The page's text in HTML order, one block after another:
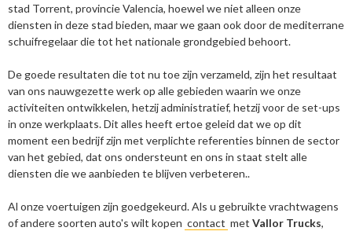
stad Torrent, provincie Valencia, hoewel we niet alleen onze
diensten in deze stad bieden, maar we gaan ook door de mediterrane
schuifregelaar die tot het nationale grondgebied behoort.
De goede resultaten die tot nu toe zijn verzameld, zijn het resultaat
van ons nauwgezette werk op alle gebieden waarin we onze
activiteiten ontwikkelen, hetzij administratief, hetzij voor de set-ups
in onze werkplaats. Dit alles heeft ertoe geleid dat we op dit
moment een bedrijf zijn met verplichte referenties binnen de sector
van het gebied, dat ons ondersteunt en ons in staat stelt alle
diensten die we aanbieden te blijven verbeteren..
Al onze voertuigen zijn goedgekeurd. Als u gebruikte vrachtwagens
of andere soorten auto's wilt kopen contact met Vallor Trucks,